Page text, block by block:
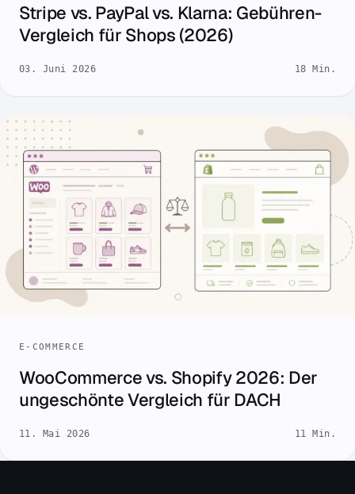
Stripe vs. PayPal vs. Klarna: Gebühren-
Vergleich für Shops (2026)
03. Juni 2026 18 Min.
E-COMMERCE
WooCommerce vs. Shopify 2026: Der
ungeschönte Vergleich für DACH
11. Mai 2026 11 Min.